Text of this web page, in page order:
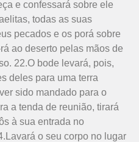
e confessará sobre ele
todas as suas
pecados e os porá sobre
ao deserto pelas mãos de
22.O bode levará, pois,
deles para uma terra
sido mandado para o
a tenda de reu­nião, tirará
à sua entrada no
o seu corpo no lugar